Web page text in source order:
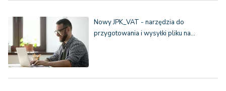
Nowy JPK_VAT - narzędzia do
przygotowania i wysyłki pliku na…